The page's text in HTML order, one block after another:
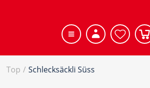
Top / Schlecksäckli Süss